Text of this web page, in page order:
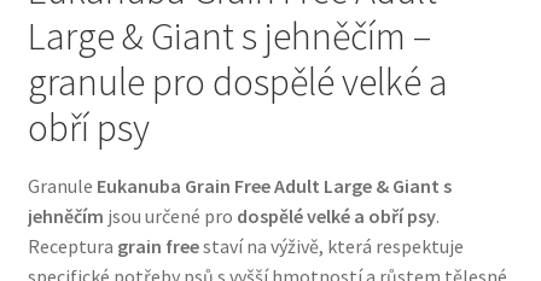
Bozita pro psy — Švédské krmivo s nordickou kvalitou
Brit pro psy
Granule pro psy
Natural Trainer pro psy — Italské krmivo s
Large & Giant s jehněčím –
granule pro dospělé velké a
obří psy
Granule Eukanuba Grain Free Adult Large & Giant s
jehněčím jsou určené pro dospělé velké a obří psy.
Receptura grain freestaví na výživě, která respektuje
specifické potřeby psů s vyšší hmotností a růstem tělesné